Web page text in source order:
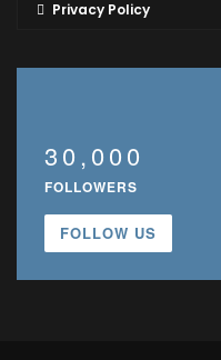
Privacy Policy
30,000
FOLLOWERS
FOLLOW US